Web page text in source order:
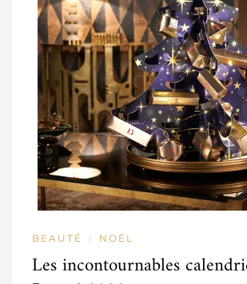
BEAUTÉ / NOËL
Les incontournables